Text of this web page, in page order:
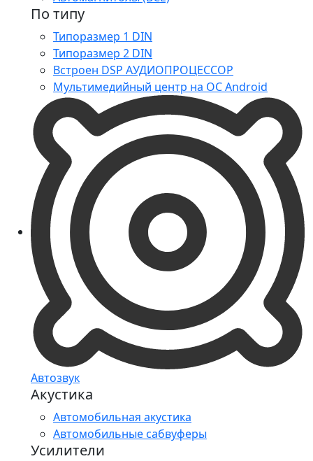
По типу
Типоразмер 1 DIN
Типоразмер 2 DIN
Встроен DSP АУДИОПРОЦЕССОР
Мультимедийный центр на ОС Android
Автозвук
Акустика
Автомобильная акустика
Автомобильные сабвуферы
Усилители